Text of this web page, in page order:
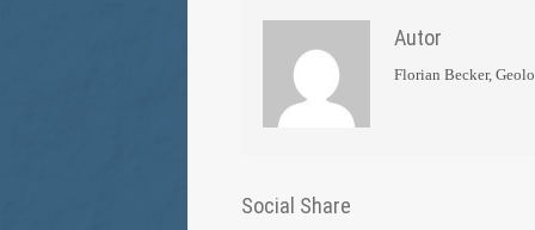
Autor
Florian Becker,
Social Share